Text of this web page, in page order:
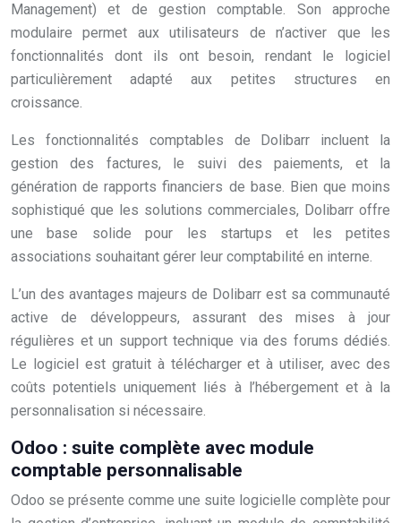
Management) et de gestion comptable. Son approche
modulaire permet aux utilisateurs de n’activer que les
fonctionnalités dont ils ont besoin, rendant le logiciel
particulièrement adapté aux petites structures en
croissance.
Les fonctionnalités comptables de Dolibarr incluent la
gestion des factures, le suivi des paiements, et la
génération de rapports financiers de base. Bien que moins
sophistiqué que les solutions commerciales, Dolibarr offre
une base solide pour les startups et les petites
associations souhaitant gérer leur comptabilité en interne.
L’un des avantages majeurs de Dolibarr est sa communauté
active de développeurs, assurant des mises à jour
régulières et un support technique via des forums dédiés.
Le logiciel est gratuit à télécharger et à utiliser, avec des
coûts potentiels uniquement liés à l’hébergement et à la
personnalisation si nécessaire.
Odoo : suite complète avec module
comptable personnalisable
Odoo se présente comme une suite logicielle complète pour